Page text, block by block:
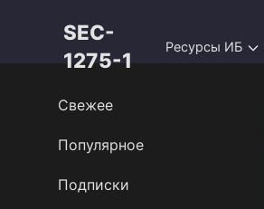
SEC-
1275-1
Ресурсы ИБ
Свежее
Популярное
Подписки